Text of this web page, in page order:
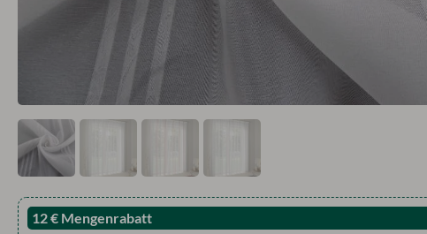
12 € Mengenrabatt